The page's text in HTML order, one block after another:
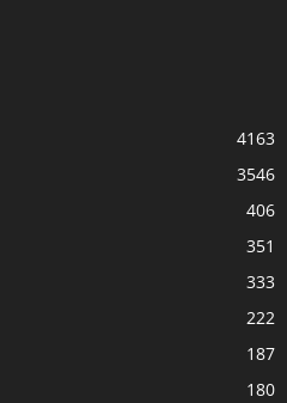
4163
3546
406
351
333
222
187
180